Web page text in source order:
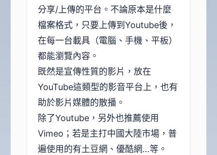
分享/上傳的平台。不論原本是什麼
檔案格式，只要上傳到Youtube後，
在每一台載具（電腦、手機、平板）
都能瀏覽內容。
既然是宣傳性質的影片，放在
YouTube這類型的影音平台上，也有
助於影片媒體的散播。
除了Youtube，另外也推薦使用
Vimeo；若是主打中國大陸市場，普
遍使用的有土豆網、優酷網…等。